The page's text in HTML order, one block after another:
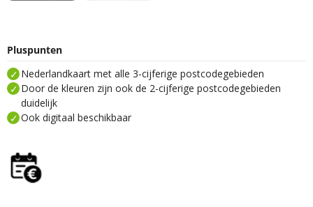
Pluspunten
Nederlandkaart met alle 3-cijferige postcodegebieden
Door de kleuren zijn ook de 2-cijferige postcodegebieden
duidelijk
Ook digitaal beschikbaar